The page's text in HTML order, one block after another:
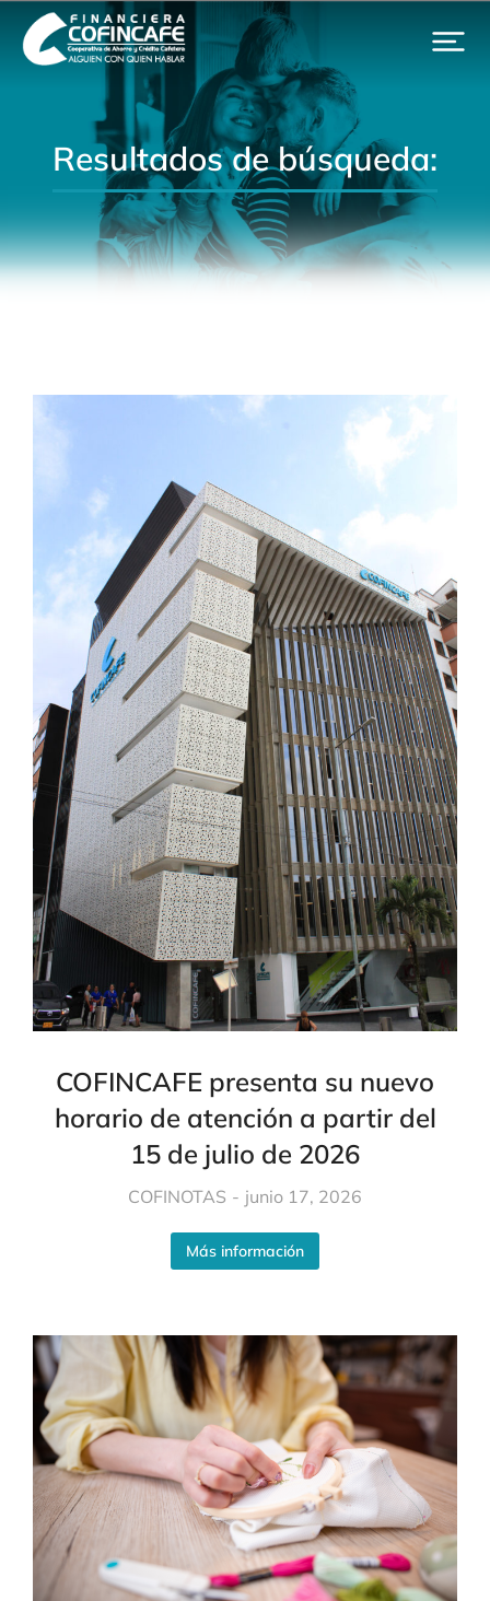
Resultados de búsqueda:
COFINCAFE presenta su nuevo
horario de atención a partir del
15 de julio de 2026
COFINOTAS junio 17, 2026
Más información